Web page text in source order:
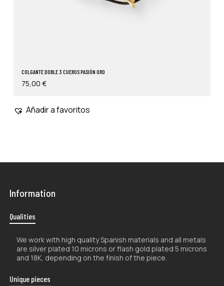
COLGANTE DOBLE 3 CUEROS PASIÓN ORO
75,00 €
Añadir a favoritos
Information
Qualities
We work with high quality Spanish materials and all metals
are silver plated 10 microns or flash gold plated 5 microns
and 18K, depending on the finish of the piece.
Unique pieces